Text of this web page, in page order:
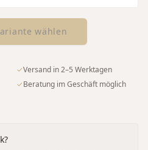
wählen
✓Versand in 2–5 Werktagen
✓Beratung im Geschäft möglich